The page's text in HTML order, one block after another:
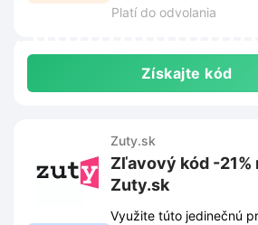
Platí do odvolania
Získajte kód
Zuty.sk
Zľavový kód -21%
Zuty.sk
Využite túto jedinečnú